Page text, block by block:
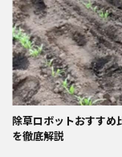
除草ロボットおすすめ
を徹底解説